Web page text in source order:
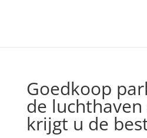
Goedkoop
de luchthaven
krijgt u de